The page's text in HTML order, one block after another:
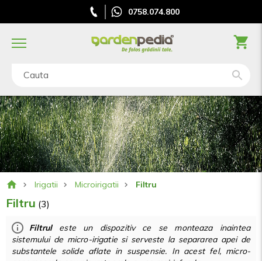
0758.074.800
Cauta
Irigatii Microirigatii Filtru
Filtru (3)
Filtruleste un dispozitiv ce se monteaza inaintea
sistemului de micro-irigatie si serveste la separarea apei de
substantele solide aflate in suspensie. In acest fel, micro-